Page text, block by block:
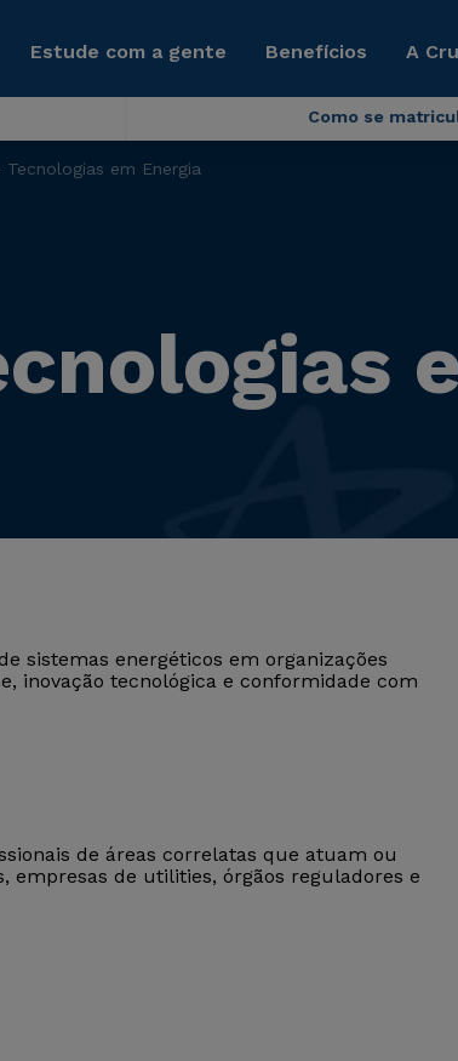
Estude com a gente Benefícios A
Como se
Tecnologias em Energia
sistemas energéticos em organizações
inovação tecnológica e conformidade com
de áreas correlatas que atuam ou
empresas de utilities, órgãos reguladores e